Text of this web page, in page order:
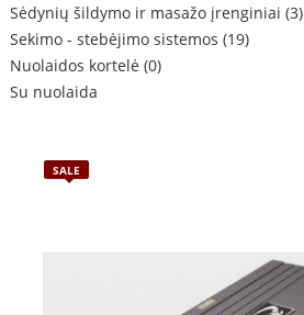
Sėdynių šildymo ir masažo įrenginiai (3)
Sekimo - stebėjimo sistemos (19)
Nuolaidos kortelė (0)
Su nuolaida
SALE